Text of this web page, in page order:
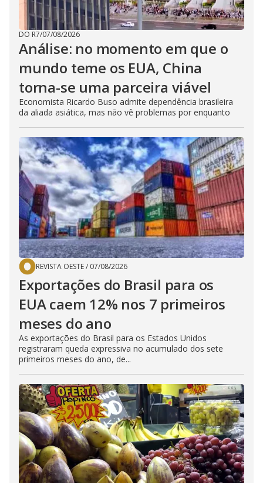
DO R7/07/08/2026
Análise: no momento em que o
mundo teme os EUA, China
torna-se uma parceira viável
Economista Ricardo Buso admite dependência brasileira
da aliada asiática, mas não vê problemas por enquanto
REVISTA OESTE/ 07/08/2026
Exportações do Brasil para os
EUA caem 12% nos 7 primeiros
meses do ano
As exportações do Brasil para os Estados Unidos
registraram queda expressiva no acumulado dos sete
primeiros meses do ano, de...